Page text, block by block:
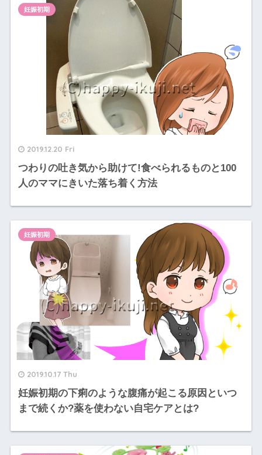
2019.12.20 Fri
つわりの吐き気から助けて!食べられるものと100
人のママにきいた落ち着く方法
妊娠初期
2019.10.17 Thu
妊娠初期の下痢のような腹痛が起こる原因といつ
まで続くか?薬を使わない自宅ケアとは?
妊娠初期